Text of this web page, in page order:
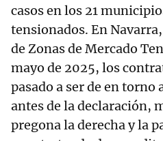
casos en los 21
tensionados. En
de Zonas de Mercado
mayo de 2025, los
pasado a ser de en torno
antes de la declaración,
pregona la derecha y la